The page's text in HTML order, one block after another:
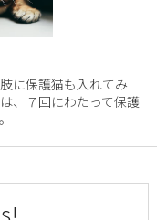
に保護猫も入れてみ
、７回にわたって保護